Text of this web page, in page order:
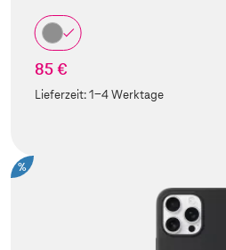
85 €
Lieferzeit:1-4 Werktage
%